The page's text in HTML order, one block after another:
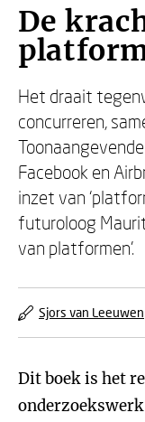
De
Het draait
concurreren,
Facebook en
inzet van
futuroloog
van platformen’.
Sjors van Leeuwen
Dit boek is het